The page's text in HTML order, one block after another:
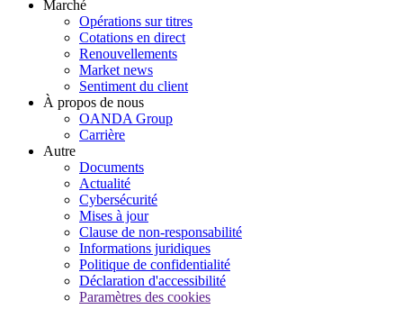
Marché
Opérations sur titres
Cotations en direct
Renouvellements
Market news
Sentiment du client
À propos de nous
OANDA Group
Carrière
Autre
Documents
Actualité
Cybersécurité
Mises à jour
Clause de non-responsabilité
Informations juridiques
Politique de confidentialité
Déclaration d'accessibilité
Paramètres des cookies